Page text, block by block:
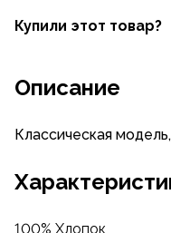
Купили этот товар?
Описание
Классическая
100% Хлопок